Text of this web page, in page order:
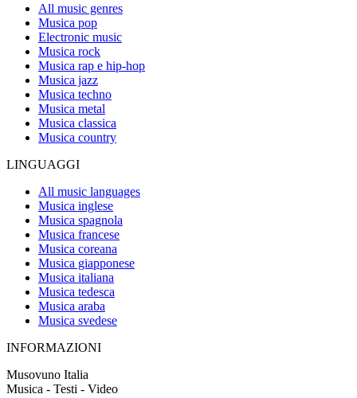
All music genres
Musica pop
Electronic music
Musica rock
Musica rap e hip-hop
Musica jazz
Musica techno
Musica metal
Musica classica
Musica country
LINGUAGGI
All music languages
Musica inglese
Musica spagnola
Musica francese
Musica coreana
Musica giapponese
Musica italiana
Musica tedesca
Musica araba
Musica svedese
INFORMAZIONI
Musovuno Italia
Musica - Testi - Video